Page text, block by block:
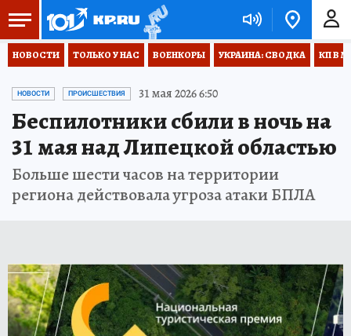
НОВОСТИ ТОЛЬКО У НАС ВОЕНКОРЫ УКРАИНА: СВОДКА КП В
НОВОСТИ ПРОИСШЕСТВИЯ 31 мая 2026 6:50
Беспилотники сбили в ночь на
31 мая над Липецкой областью
Больше шести часов на территории
региона действовала угроза атаки БПЛА